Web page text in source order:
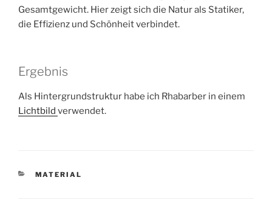
Gesamtgewicht. Hier zeigt sich die Natur als Statiker,
die Effizienz und Schönheit verbindet.
Ergebnis
Als Hintergrundstruktur habe ich Rhabarber in einem
Lichtbild verwendet.
KATEGORIEN
MATERIAL